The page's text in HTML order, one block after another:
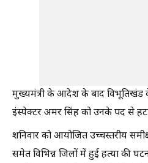
मुख्यमंत्री के आदेश के बाद विभूतिखंड
इंस्पेक्टर अमर सिंह को उनके पद से हटा
शनिवार को आयोजित उच्चस्तरीय
समेत विभिन्न जिलों में हुई हत्या की